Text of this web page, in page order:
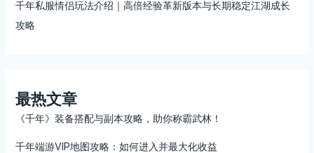
千年私服情侣玩法介绍｜高倍经验革新版本与长期稳定江湖成长
攻略
最热文章
《千年》装备搭配与副本攻略，助你称霸武林！
千年端游VIP地图攻略：如何进入并最大化收益